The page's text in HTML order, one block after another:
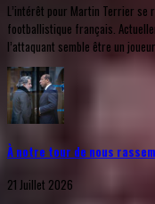
L’intérêt pour Martin Terrier se
footballistique français.
l’attaquant semble être un joueur
À notre tour de nous
21 Juillet 2026